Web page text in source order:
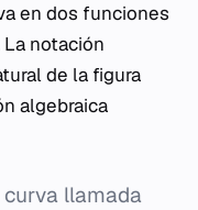
en dos funciones
notación
de la figura
algebraica
llamada